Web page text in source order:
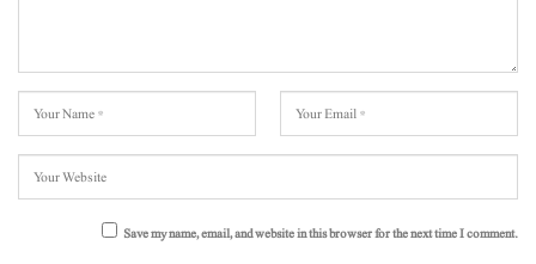
Save my name, email, and website in this browser for the next time I comment.